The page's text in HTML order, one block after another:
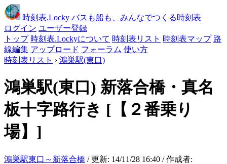
時刻表.Locky バスも船も、みんなでつくる時刻表
ログイン ユーザー登録
トップ 時刻表.Lockyについて 時刻表リスト 時刻表マップ 路
線編集 アップロード フォーラム 使い方
時刻表リスト › 鴻巣駅(東口)
鴻巣駅(東口) 新落合橋・真名
板十字路行き [【２番乗り
場】]
鴻巣駅東口～新落合橋 / 更新: 14/11/28 16:40 / 作成者: